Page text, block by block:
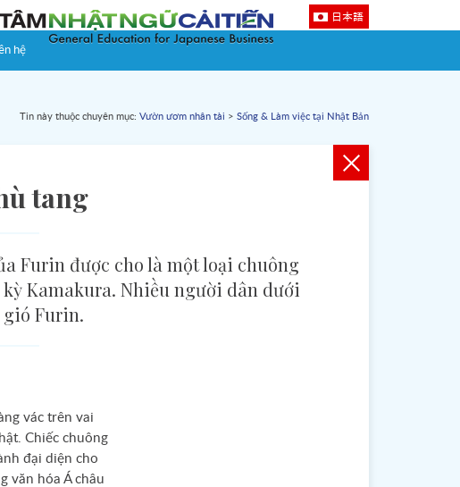
日本語
hệ
Tin này thuộc chuyên mục: Vườn ươm nhân tài > Sống & Làm việc tại Nhật Bản
tang
Furin được cho là một loại chuông
Kamakura. Nhiều người dân dưới
Furin.
vác trên vai
Chiếc chuông
đại diện cho
văn hóa Á châu